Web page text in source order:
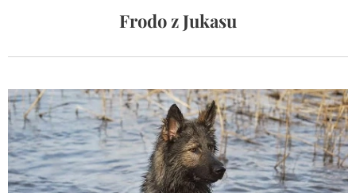
Frodo z Jukasu